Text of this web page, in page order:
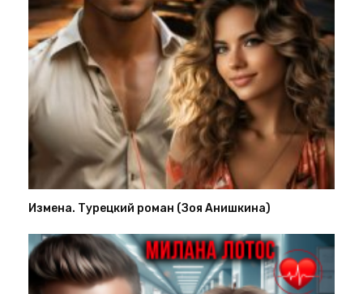
Измена. Турецкий роман (Зоя Анишкина)